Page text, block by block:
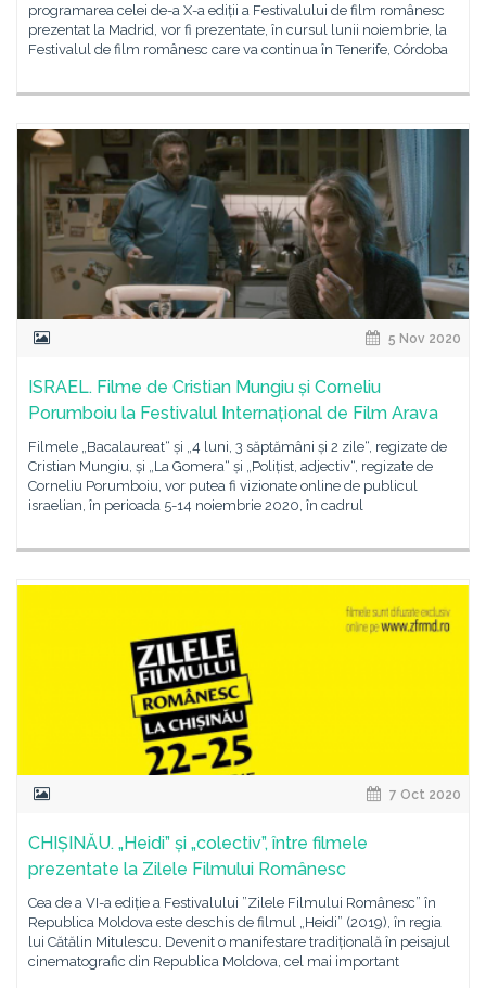
programarea celei de-a X-a ediții a Festivalului de film românesc
prezentat la Madrid, vor fi prezentate, în cursul lunii noiembrie, la
Festivalul de film românesc care va continua în Tenerife, Córdoba
5 Nov 2020
ISRAEL. Filme de Cristian Mungiu și Corneliu
Porumboiu la Festivalul Internațional de Film Arava
Filmele „Bacalaureat“ și „4 luni, 3 săptămâni și 2 zile“, regizate de
Cristian Mungiu, și „La Gomera“ și „Polițist, adjectiv“, regizate de
Corneliu Porumboiu, vor putea fi vizionate online de publicul
israelian, în perioada 5-14 noiembrie 2020, în cadrul
7 Oct 2020
CHIȘINĂU. „Heidi” și „colectiv”, între filmele
prezentate la Zilele Filmului Românesc
Cea de a VI-a ediție a Festivalului ”Zilele Filmului Românesc” în
Republica Moldova este deschis de filmul „Heidi” (2019), în regia
lui Cătălin Mitulescu. Devenit o manifestare tradițională în peisajul
cinematografic din Republica Moldova, cel mai important